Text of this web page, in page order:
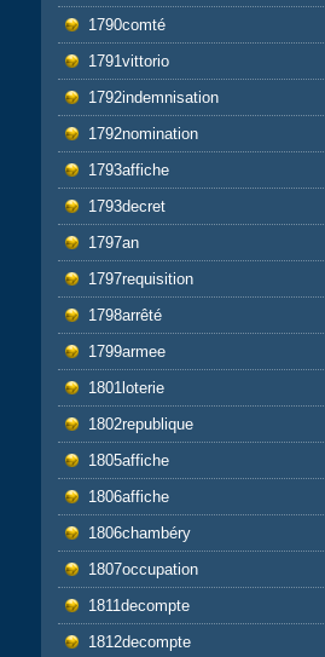
1790comté
1791vittorio
1792indemnisation
1792nomination
1793affiche
1793decret
1797an
1797requisition
1798arrêté
1799armee
1801loterie
1802republique
1805affiche
1806affiche
1806chambéry
1807occupation
1811decompte
1812decompte